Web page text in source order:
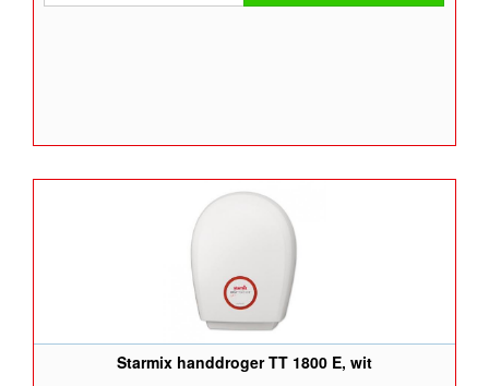
Starmix handdroger TT 1800 E, wit